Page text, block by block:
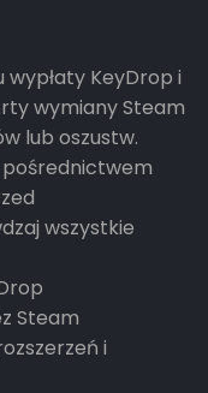
KeyDrop i
wymiany Steam
lub oszustw.
pośrednictwem
wszystkie
Steam
i